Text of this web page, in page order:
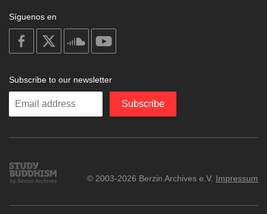
Síguenos en
on
facebook
soundcloud
Subscribe to our newsletter
Enter
Subscribe
Study
Buddhism
© 2003-2026 Berzin Archives e.V. Impressum